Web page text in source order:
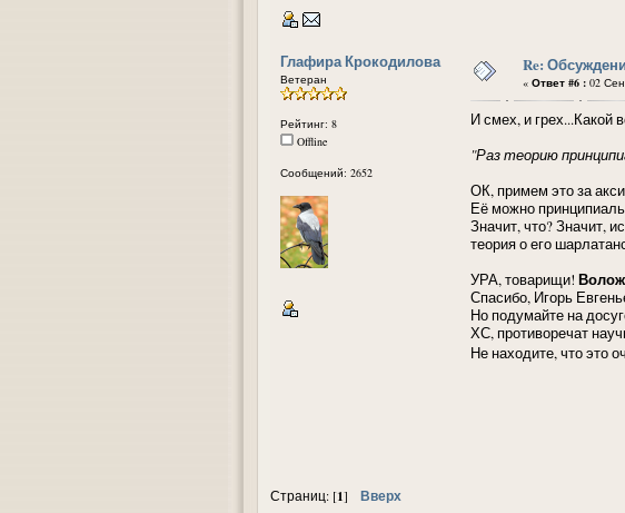
Глафира Крокодилова
Ветеран
Рейтинг: 8
Offline
Сообщений: 2652
Re:
« Ответ #6 : 02
И смех, и грех...Какой
"Раз теорию
ОК, примем это за
Её можно
Значит, что? Значит,
теория о его
УРА, товарищи!
Спасибо, Игорь
Но подумайте на
ХС, противоречат
Не находите, что это
Страниц: [1] Вверх